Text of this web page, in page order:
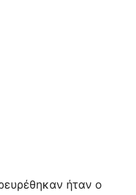
ήταν ο